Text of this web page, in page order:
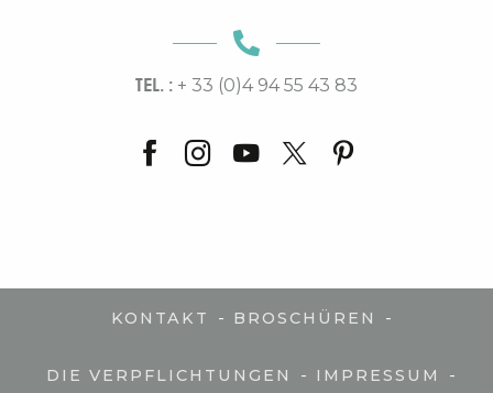
TEL. : + 33 (0)4 94 55 43 83
KONTAKT - BROSCHÜREN -
DIE VERPFLICHTUNGEN - IMPRESSUM -